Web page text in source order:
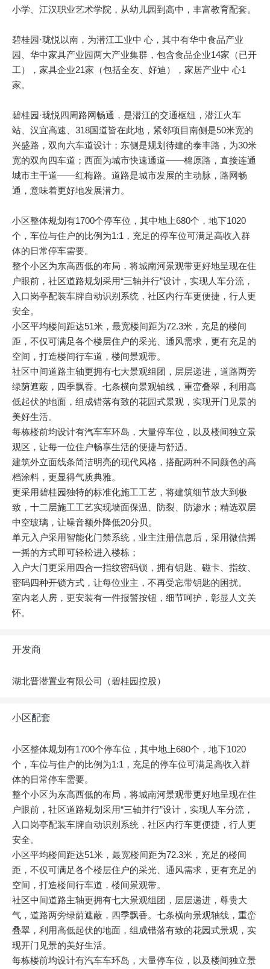
小学、江汉职业艺术学院，从幼儿园到高中，丰富教育配套。
碧桂园·珑悦以南，为潜江工业中 心，其中有华中食品产业
园、华中家具产业园两大产业集群，包含食品企业14家（已开
工），家具企业21家（包括全友、好迪），家居产业中 心1
家。
碧桂园·珑悦四周路网畅通，是潜江的交通枢纽，潜江火车
站、汉宜高速、318国道皆在此地，紧邻项目南侧是50米宽的
兴盛路，双向六车道设计；东侧是规划待建的泰丰路，为30米
宽的双向四车道；西面为城市快速通道——棉原路，直接连通
城市主干道——红梅路。道路是城市发展的主动脉，路网畅
通，意味着更好地发展潜力。
小区整体规划有1700个停车位，其中地上680个，地下1020
个，车位与住户的比例为1:1，充足的停车位可满足高收入群
体的日常停车需要。
整个小区为东高西低的布局，将城南河景观带更好地呈现在住
户眼前，社区道路规划采用“三轴并行”设计，实现人车分流，
入口岗亭配装车牌自动识别系统，社区内行车更便捷，行人更
安全。
小区平均楼间距达51米，最宽楼间距为72.3米，充足的楼间
距，不仅可满足各个楼层住户的采光、通风需求，更有充足的
空间，打造楼间行车道，楼间景观带。
社区中间道路主轴更拥有七大景观组团，层层递进，道路两旁
绿荫遮蔽，四季飘香。七条横向景观轴线，重峦叠翠，利用高
低起伏的地面，组成错落有致的花园式景观，实现开门见景的
美好生活。
每栋楼前均设计有汽车车环岛，大量停车位，以及楼间独立景
观区，让每一位住户畅享生活的便捷与舒适。
建筑外立面线条简洁明亮的现代风格，搭配两种不同颜色的高
档涂料，更显得气质典雅。
更采用碧桂园独特的标准化施工工艺，将建筑细节放大到极
致，十二层施工工艺实现墙面保温、防裂、防渗水；精选双层
中空玻璃，让噪音额外降低20分贝。
单元入户采用智能化门禁系统，业主注册信息后，采用微信摇
一摇的方式即可轻松进入楼栋；
入户大门更采用四合一指纹密码锁，拥有钥匙、磁卡、指纹、
密码四种开锁方式，让每位业主，不再受忘带钥匙的困扰。
室内老人房，更安装有一件报警按钮，细节呵护，彰显人文关
怀。
开发商
湖北晋潜置业有限公司（碧桂园控股）
小区配套
小区整体规划有1700个停车位，其中地上680个，地下1020
个，车位与住户的比例为1:1，充足的停车位可满足高收入群
体的日常停车需要。
整个小区为东高西低的布局，将城南河景观带更好地呈现在住
户眼前，社区道路规划采用“三轴并行”设计，实现人车分流，
入口岗亭配装车牌自动识别系统，社区内行车更便捷，行人更
安全。
小区平均楼间距达51米，最宽楼间距为72.3米，充足的楼间
距，不仅可满足各个楼层住户的采光、通风需求，更有充足的
空间，打造楼间行车道，楼间景观带。
社区中间道路主轴更拥有七大景观组团，层层递进，尊贵大
气，道路两旁绿荫遮蔽，四季飘香。七条横向景观轴线，重峦
叠翠，利用高低起伏的地面，组成错落有致的花园式景观，实
现开门见景的美好生活。
每栋楼前均设计有汽车车环岛，大量停车位，以及楼间独立景